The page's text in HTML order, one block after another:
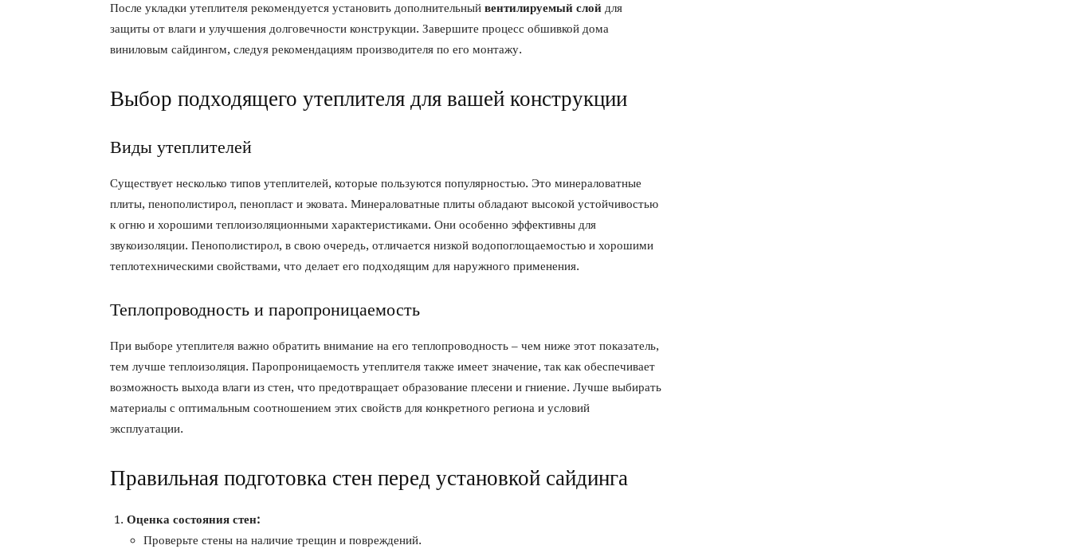
После укладки утеплителя рекомендуется установить дополнительный вентилируемый слой для
защиты от влаги и улучшения долговечности конструкции. Завершите процесс обшивкой дома
виниловым сайдингом, следуя рекомендациям производителя по его монтажу.
Выбор подходящего утеплителя для вашей конструкции
Виды утеплителей
Существует несколько типов утеплителей, которые пользуются популярностью. Это минераловатные
плиты, пенополистирол, пенопласт и эковата. Минераловатные плиты обладают высокой устойчивостью
к огню и хорошими теплоизоляционными характеристиками. Они особенно эффективны для
звукоизоляции. Пенополистирол, в свою очередь, отличается низкой водопоглощаемостью и хорошими
теплотехническими свойствами, что делает его подходящим для наружного применения.
Теплопроводность и паропроницаемость
При выборе утеплителя важно обратить внимание на его теплопроводность – чем ниже этот показатель,
тем лучше теплоизоляция. Паропроницаемость утеплителя также имеет значение, так как обеспечивает
возможность выхода влаги из стен, что предотвращает образование плесени и гниение. Лучше выбирать
материалы с оптимальным соотношением этих свойств для конкретного региона и условий
эксплуатации.
Правильная подготовка стен перед установкой сайдинга
Оценка состояния стен:
Проверьте стены на наличие трещин и повреждений.